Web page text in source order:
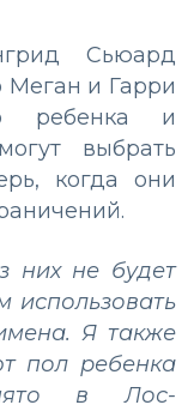
Сьюард
Меган и Гарри
ребенка и
выбрать
когда они
них не будет
использовать
Я также
пол ребенка
в Лос-